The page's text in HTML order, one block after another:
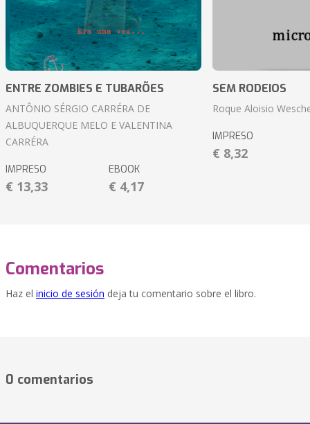
ENTRE ZOMBIES E TUBARÕES
ANTÔNIO SÉRGIO CARRÉRA DE
ALBUQUERQUE MELO E VALENTINA
CARRÉRA
IMPRESO
€ 13,33
EBOOK
€ 4,17
SEM RODEIOS
Roque Aloisio
IMPRESO
€ 8,32
Comentarios
Haz el inicio de sesión deja tu comentario sobre el libro.
0 comentarios